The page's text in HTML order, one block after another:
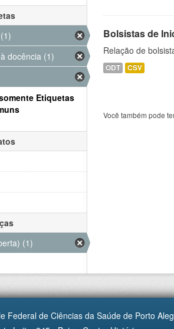
Bolsistas de
Relação de
ODT CSV
Você também pode
docência (1)
Etiquetas
(1)
Federal de Ciências da Saúde de Porto